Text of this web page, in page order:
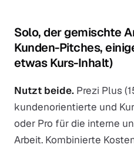
Solo, der gemischte
Kunden-Pitches,
etwas Kurs-Inhalt)
Nutzt beide. Prezi Plus
kundenorientierte und
oder Pro für die interne
Arbeit. Kombinierte